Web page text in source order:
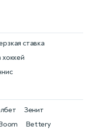
ставка
Bettery
Зенит